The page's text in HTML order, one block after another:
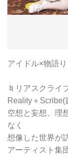
アイドル×物語り
♮リアスクライ
Reality＋Scribe(
空想と妄想、理
なく
想像した世界が
アーティスト集